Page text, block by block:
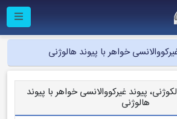
خواهر با پیوند هالوژنی
پیوند غیرکووالانسی خواهر با پیوند
هالوژنی